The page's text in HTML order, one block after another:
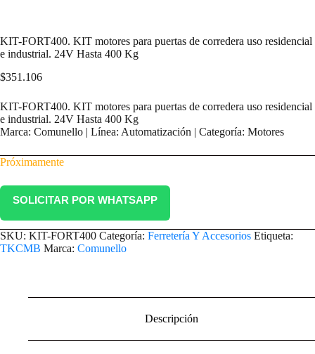
KIT-FORT400. KIT motores para puertas de corredera uso residencial
e industrial. 24V Hasta 400 Kg
$351.106
KIT-FORT400. KIT motores para puertas de corredera uso residencial
e industrial. 24V Hasta 400 Kg
Marca: Comunello | Línea: Automatización | Categoría: Motores
Próximamente
SOLICITAR POR WHATSAPP
SKU: KIT-FORT400 Categoría: Ferretería Y Accesorios Etiqueta:
TKCMB Marca: Comunello
Descripción